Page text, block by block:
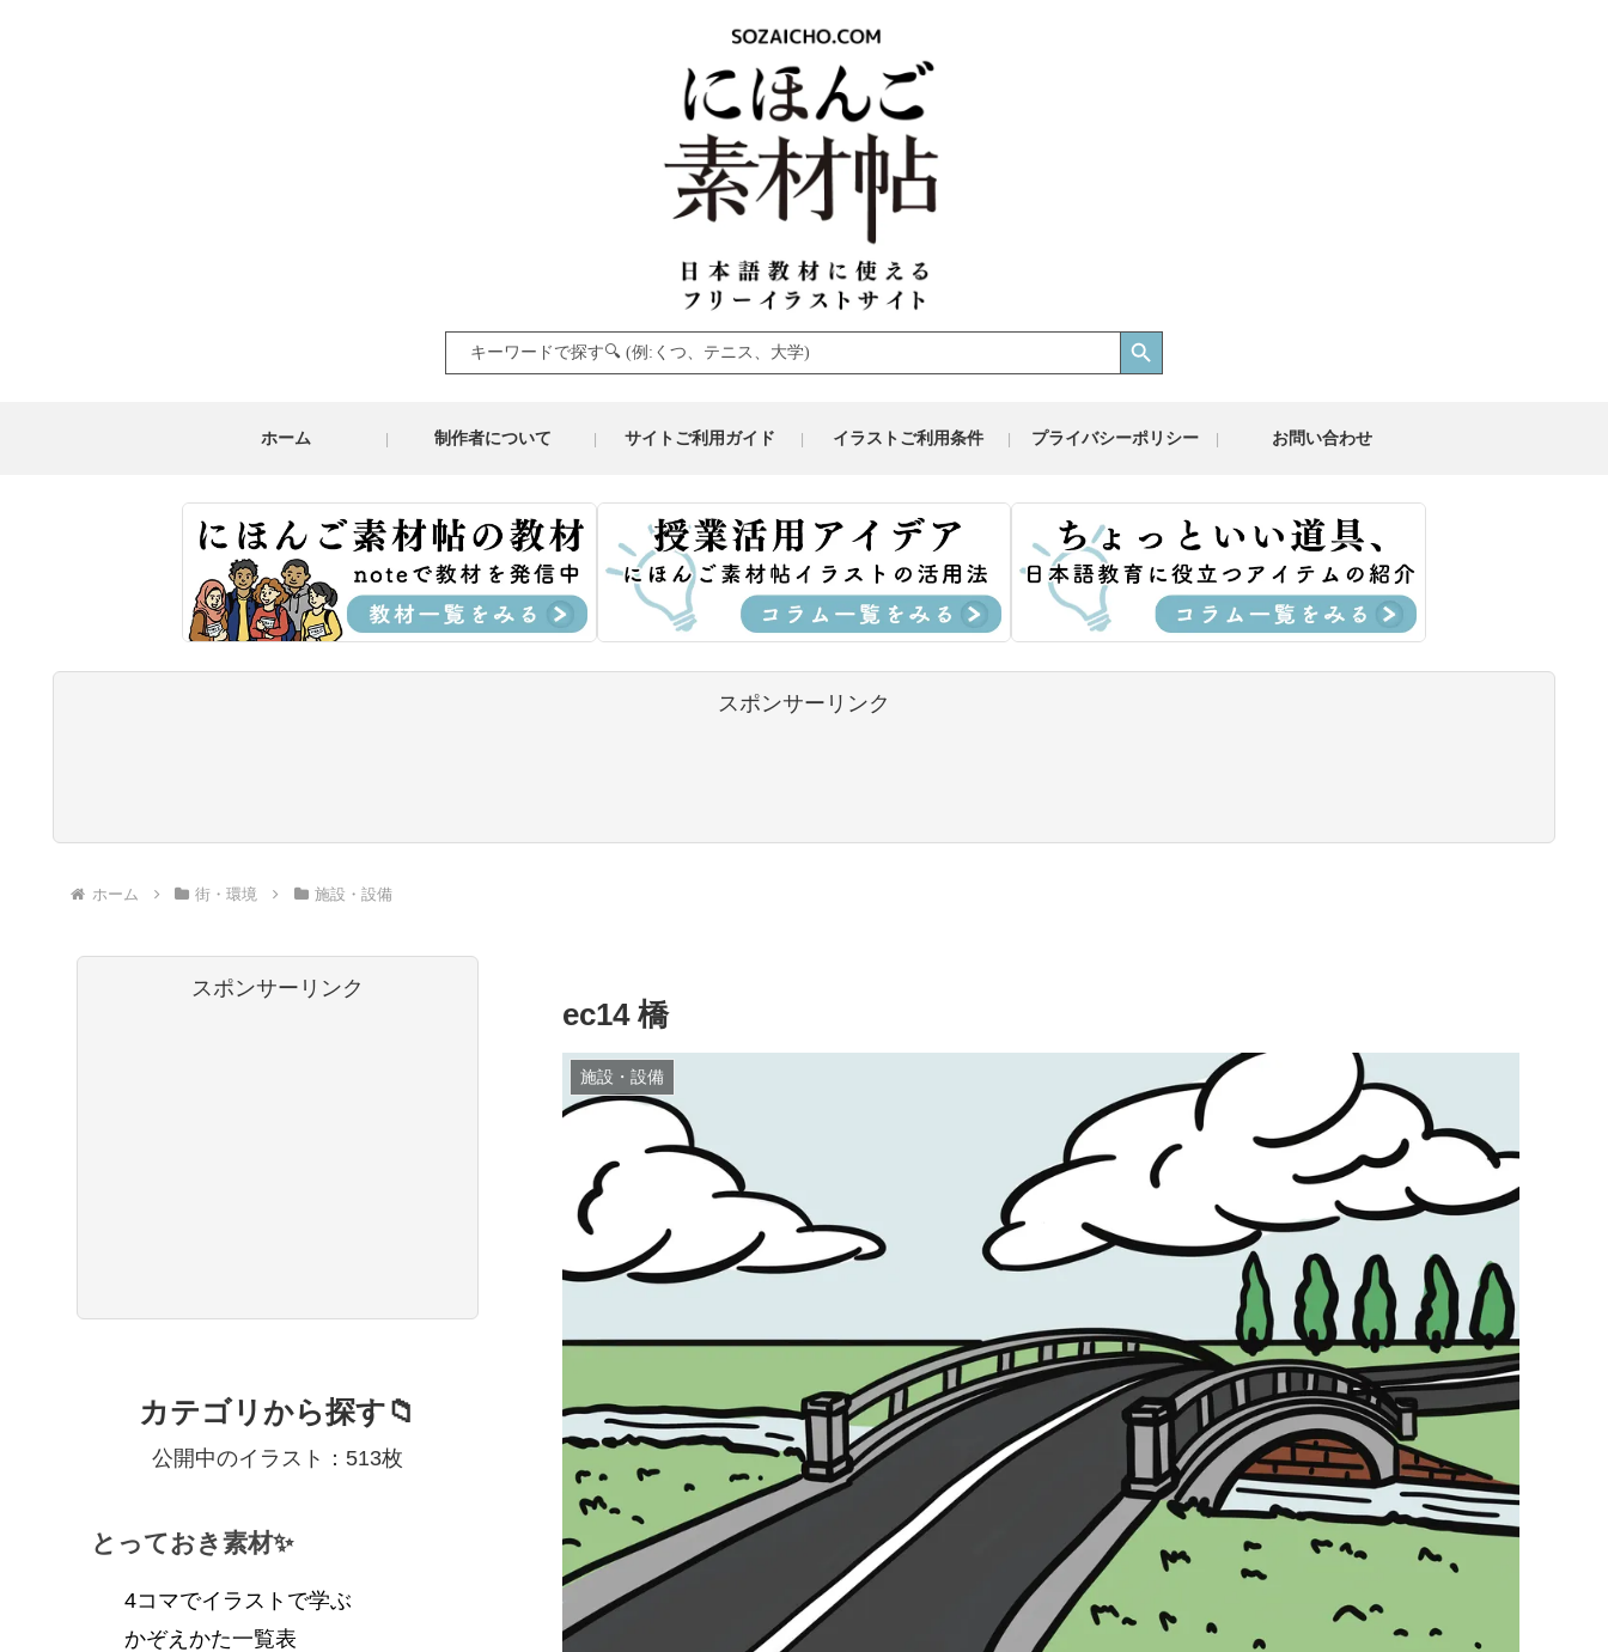
Search
for:
Search Button
ホーム 制作者について サイトご利用ガイド イラストご利用条件 プライバシーポリシー お問い合わせ
スポンサーリンク
ホーム 街・環境 施設・設備
ec14 橋
施設・設備
スポンサーリンク
カテゴリから探す📁
公開中のイラスト：513枚
とっておき素材✨
4コマでイラストで学ぶ
かぞえかた一覧表